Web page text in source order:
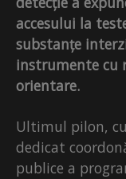
accesului la
substanțe
instrumente cu
orientare.
Ultimul pilon,
dedicat
publice a